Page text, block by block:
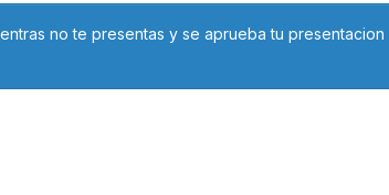
no te presentas y se aprueba tu presentacion